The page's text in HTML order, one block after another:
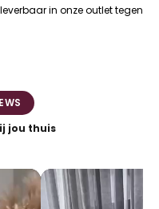
in onze outlet tegen
jou thuis